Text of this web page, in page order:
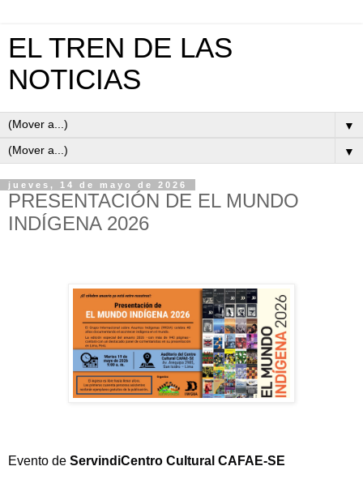
EL TREN DE LAS
NOTICIAS
▼
▼
jueves, 14 de mayo de 2026
PRESENTACIÓN DE EL MUNDO
INDÍGENA 2026
Evento de ServindiCentro Cultural CAFAE-SE